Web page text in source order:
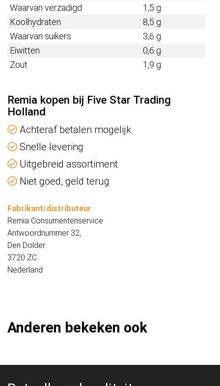
Waarvan verzadigd
1,5 g
Koolhydraten
8,5 g
Waarvan suikers
3,6 g
Eiwitten
0,6 g
Zout
1,9 g
Remia kopen bij Five Star Trading
Holland
Achteraf betalen mogelijk
Snelle levering
Uitgebreid assortiment
Niet goed, geld terug
Fabrikant/distributeur
Remia Consumentenservice
Antwoordnummer 32,
Den Dolder
3720 ZC
Nederland
Anderen bekeken ook